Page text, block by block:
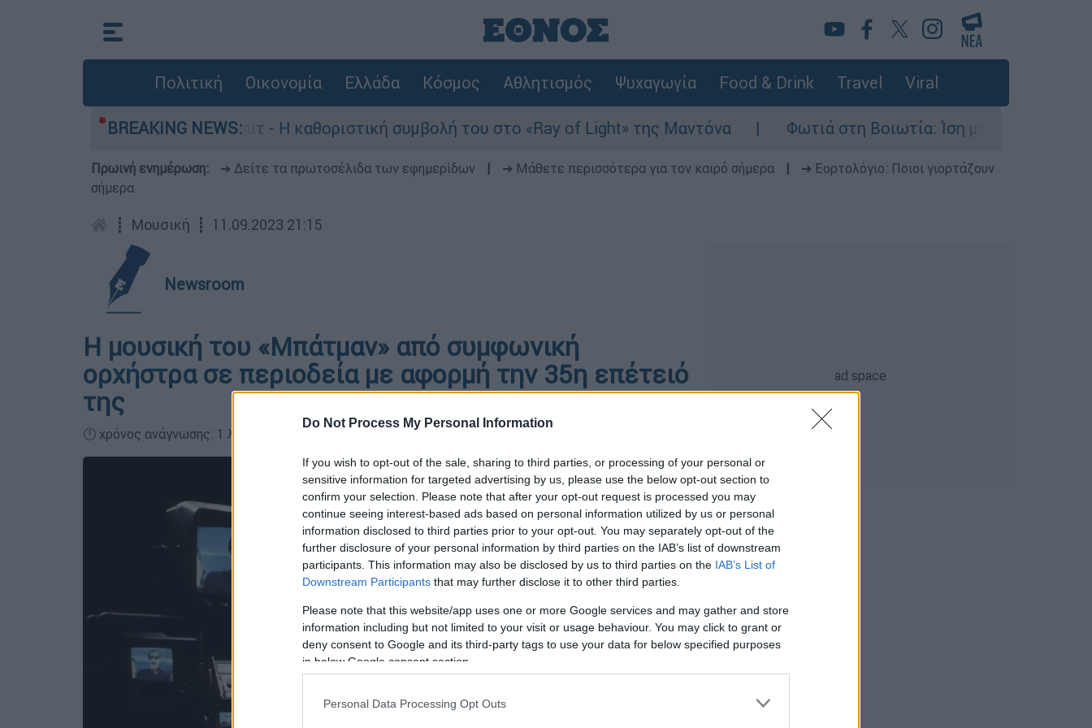
Do Not Process My Personal Information
If you wish to opt-out of the sale, sharing to third parties, or processing of your personal or
sensitive information for targeted advertising by us, please use the below opt-out section to
confirm your selection. Please note that after your opt-out request is processed you may
continue seeing interest-based ads based on personal information utilized by us or personal
information disclosed to third parties prior to your opt-out. You may separately opt-out of the
further disclosure of your personal information by third parties on the IAB’s list of downstream
participants. This information may also be disclosed by us to third parties on the IAB’s List of
Downstream Participants that may further disclose it to other third parties.
Please note that this website/app uses one or more Google services and may gather and store
information including but not limited to your visit or usage behaviour. You may click to grant or
deny consent to Google and its third-party tags to use your data for below specified purposes
in below Google consent section.
Personal Data Processing Opt Outs
Πολιτική Οικονομία Ελλάδα Κόσμος Αθλητισμός Ψυχαγωγία Food & Drink Travel Viral
BREAKING NEWS:
Γουίλιαμ Όρμπιτ - Η καθοριστική συμβολή του στο «Ray of Light» της Μαντόνα Φωτιά στη Βοιωτία: Ίση με έξι ατομικές
Πρωινή ενημέρωση: ➔ Δείτε τα πρωτοσέλιδα των εφημερίδων ➔ Μάθετε περισσότερα για τον καιρό σήμερα
➔ Εορτολόγιο: Ποιοι γιορτάζουν
σήμερα
┋ Μουσική ┋ 11.09.2023 21:15
Newsroom
Η μουσική του «Μπάτμαν» από συμφωνική
ορχήστρα σε περιοδεία με αφορμή την 35η επέτειό
της
🕛 χρόνος ανάγνωσης: 1 λεπτό ┋